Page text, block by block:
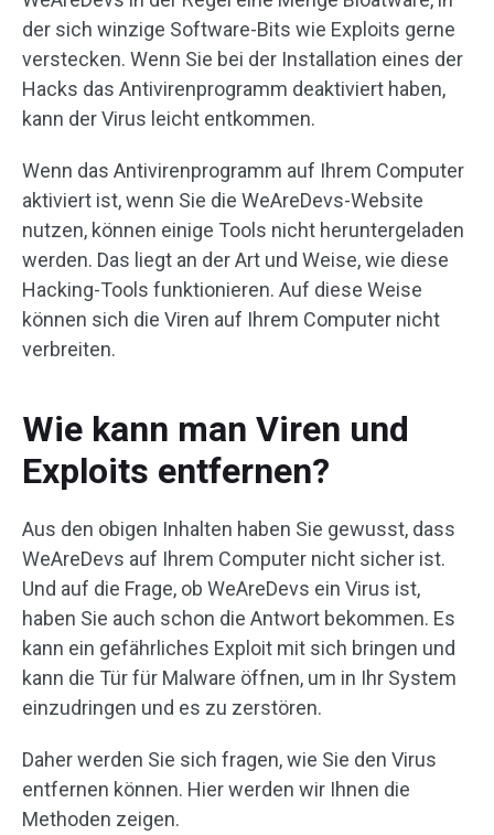
der sich winzige Software-Bits wie Exploits gerne
verstecken. Wenn Sie bei der Installation eines der
Hacks das Antivirenprogramm deaktiviert haben,
kann der Virus leicht entkommen.
Wenn das Antivirenprogramm auf Ihrem Computer
aktiviert ist, wenn Sie die WeAreDevs-Website
nutzen, können einige Tools nicht heruntergeladen
werden. Das liegt an der Art und Weise, wie diese
Hacking-Tools funktionieren. Auf diese Weise
können sich die Viren auf Ihrem Computer nicht
verbreiten.
Wie kann man Viren und
Exploits entfernen?
Aus den obigen Inhalten haben Sie gewusst, dass
WeAreDevs auf Ihrem Computer nicht sicher ist.
Und auf die Frage, ob WeAreDevs ein Virus ist,
haben Sie auch schon die Antwort bekommen. Es
kann ein gefährliches Exploit mit sich bringen und
kann die Tür für Malware öffnen, um in Ihr System
einzudringen und es zu zerstören.
Daher werden Sie sich fragen, wie Sie den Virus
entfernen können. Hier werden wir Ihnen die
Methoden zeigen.